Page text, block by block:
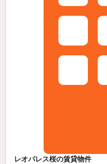
レオパレス桜の賃貸物件